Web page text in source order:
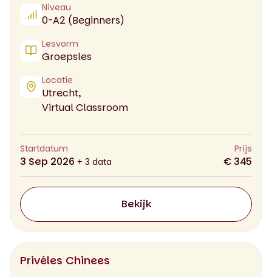
Niveau
0-A2 (Beginners)
Lesvorm
Groepsles
Locatie
Utrecht,
Virtual Classroom
Startdatum
3 Sep 2026 + 3 data
Prijs
€ 345
Bekijk
Privéles Chinees